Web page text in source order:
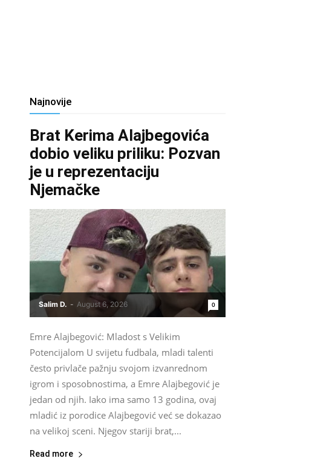
Najnovije
Brat Kerima Alajbegovića
dobio veliku priliku: Pozvan
je u reprezentaciju
Njemačke
Salim D. - August 6, 2026 0
Emre Alajbegović: Mladost s Velikim
Potencijalom U svijetu fudbala, mladi talenti
često privlače pažnju svojom izvanrednom
igrom i sposobnostima, a Emre Alajbegović je
jedan od njih. Iako ima samo 13 godina, ovaj
mladić iz porodice Alajbegović već se dokazao
na velikoj sceni. Njegov stariji brat,...
Read more